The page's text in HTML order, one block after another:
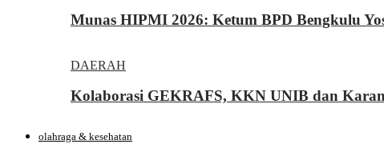
Munas HIPMI 2026: Ketum BPD Bengkulu
DAERAH
Kolaborasi GEKRAFS, KKN UNIB dan
olahraga & kesehatan